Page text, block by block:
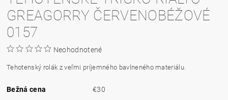
GREAGORRY ČERVENOBÉŽOVÉ
0157
Neohodnotené
Tehotenský rolák z veľmi príjemného bavlneného materiálu
Bežná cena
€30